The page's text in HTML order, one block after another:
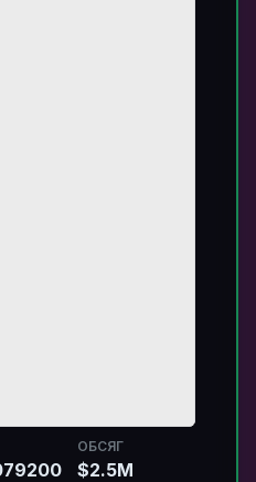
ОБСЯГ
$2.5M